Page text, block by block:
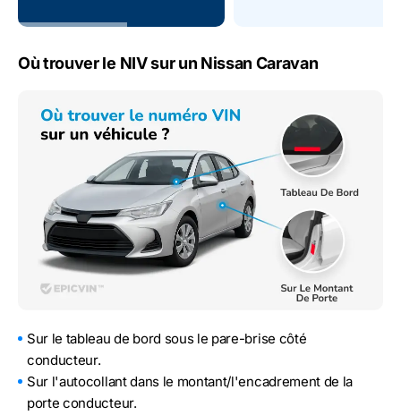
Où trouver le NIV sur un Nissan Caravan
Sur le tableau de bord sous le pare-brise côté
conducteur.
Sur l'autocollant dans le montant/l'encadrement de la
porte conducteur.